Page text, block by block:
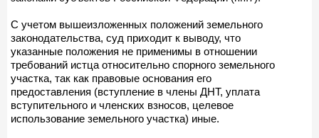
С учетом вышеизложенных положений земельного
законодательства, суд приходит к выводу, что
указанные положения не применимы в отношении
требований истца относительно спорного земельного
участка, так как правовые основания его
предоставления (вступление в члены ДНТ, уплата
вступительного и членских взносов, целевое
использование земельного участка) иные.